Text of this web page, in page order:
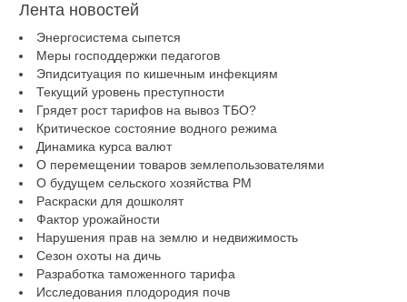
Лента новостей
Энергосистема сыпется
Меры господдержки педагогов
Эпидситуация по кишечным инфекциям
Текущий уровень преступности
Грядет рост тарифов на вывоз ТБО?
Критическое состояние водного режима
Динамика курса валют
О перемещении товаров землепользователями
О будущем сельского хозяйства РМ
Раскраски для дошколят
Фактор урожайности
Нарушения прав на землю и недвижимость
Сезон охоты на дичь
Разработка таможенного тарифа
Исследования плодородия почв